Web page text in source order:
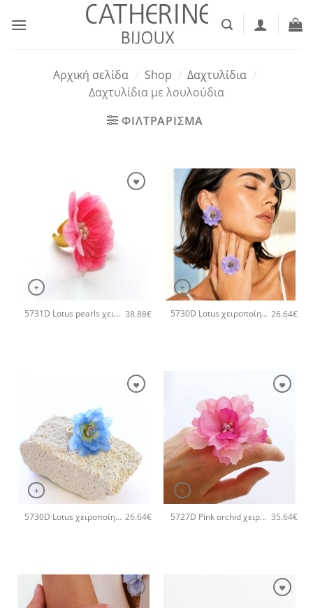
στο
Αρχική σελίδα / Shop / Δαχτυλίδια /
Δαχτυλίδια με λουλούδια
ΦΙΛΤΡΑΡΙΣΜΑ
+
5731D Lotus pearls χειροποίητο δαχτυλιδι Catherine bijoux Ροζ 38.88€
+
5730D Lotus χειροποίητο δαχτυλιδι Catherine bijoux Μωβ 26.64€
+
5730D Lotus χειροποίητο δαχτυλιδι Catherine bijoux Μπλε 26.64€
+
5727D Pink orchid χειροποίητο δαχτυλιδι Catherine bijoux Ροζ 35.64€